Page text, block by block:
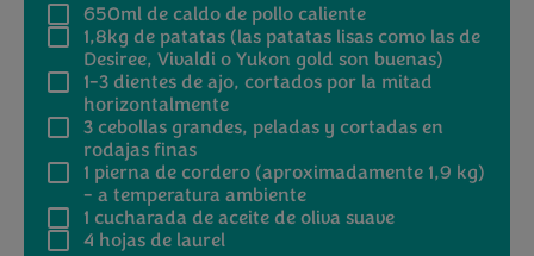
650mlde caldo de pollo caliente
1,8kg de patatas (las patatas lisas como las de
Desiree, Vivaldi o Yukon gold son buenas)
1-3dientes de ajo, cortados por la mitad
horizontalmente
3 cebollas grandes, peladas y cortadas en
rodajas finas
1 pierna de cordero (aproximadamente 1,9 kg)
- a temperatura ambiente
1 cucharada de aceite de oliva suave
4 hojas de laurel